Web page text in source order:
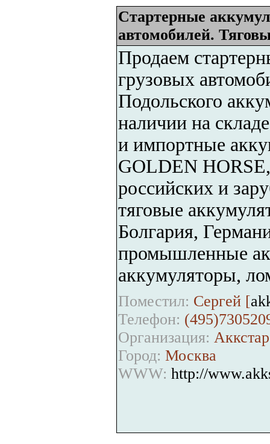
Стартерные
автомобилей.
Продаем
грузовых
Подольского
наличии на
и импортные
GOLDEN
российских и
тяговые
Болгария,
промышленные
аккумуляторы,
Поместил: Сергей [
Телефон:
Организация: Аккстар
Город: Москва
WWW: http://